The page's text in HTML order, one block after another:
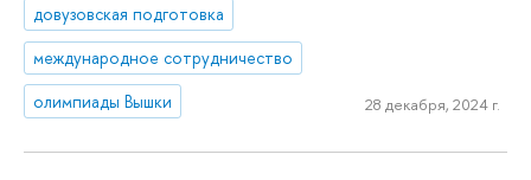
довузовская подготовка
международное сотрудничество
олимпиады Вышки
28 декабря, 2024 г.